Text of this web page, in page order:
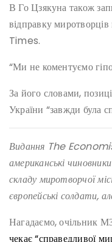
В Го Цзякуна також
відправку
Times.
“Ми не коментуємо
За його словами,
України “завжди була
Видання The
американські
складу миротворчої
європейські солдати,
Нагадаємо, очільник
чекає “справедливої